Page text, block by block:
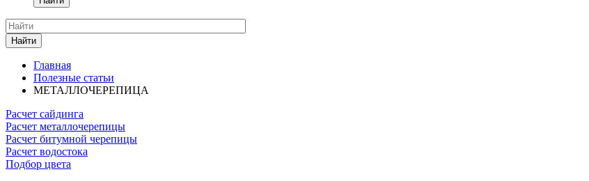
Найти
Главная
Полезные статьи
МЕТАЛЛОЧЕРЕПИЦА
Расчет сайдинга
Расчет металлочерепицы
Расчет битумной черепицы
Расчет водостока
Подбор цвета